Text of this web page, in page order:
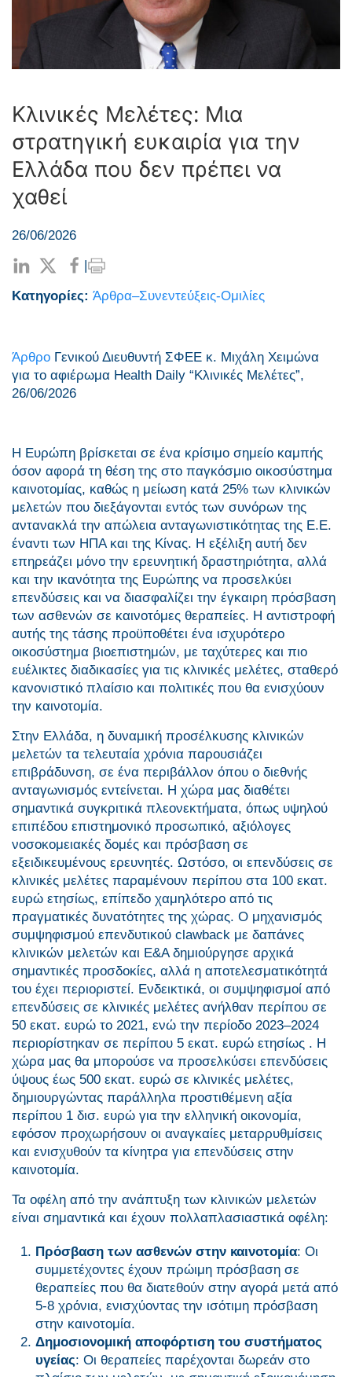
Κλινικές Μελέτες: Μια
στρατηγική ευκαιρία για την
Ελλάδα που δεν πρέπει να
χαθεί
26/06/2026
Κατηγορίες: Άρθρα–Συνεντεύξεις-Ομιλίες
Άρθρο Γενικού Διευθυντή ΣΦΕΕ κ. Μιχάλη Χειμώνα
για το αφιέρωμα Health Daily “Κλινικές Μελέτες”,
26/06/2026
Η Ευρώπη βρίσκεται σε ένα κρίσιμο σημείο καμπής
όσον αφορά τη θέση της στο παγκόσμιο οικοσύστημα
καινοτομίας, καθώς η μείωση κατά 25% των κλινικών
μελετών που διεξάγονται εντός των συνόρων της
αντανακλά την απώλεια ανταγωνιστικότητας της E.E.
έναντι των ΗΠΑ και της Κίνας. Η εξέλιξη αυτή δεν
επηρεάζει μόνο την ερευνητική δραστηριότητα, αλλά
και την ικανότητα της Ευρώπης να προσελκύει
επενδύσεις και να διασφαλίζει την έγκαιρη πρόσβαση
των ασθενών σε καινοτόμες θεραπείες. Η αντιστροφή
αυτής της τάσης προϋποθέτει ένα ισχυρότερο
οικοσύστημα βιοεπιστημών, με ταχύτερες και πιο
ευέλικτες διαδικασίες για τις κλινικές μελέτες, σταθερό
κανονιστικό πλαίσιο και πολιτικές που θα ενισχύουν
την καινοτομία.
Στην Ελλάδα, η δυναμική προσέλκυσης κλινικών
μελετών τα τελευταία χρόνια παρουσιάζει
επιβράδυνση, σε ένα περιβάλλον όπου ο διεθνής
ανταγωνισμός εντείνεται. Η χώρα μας διαθέτει
σημαντικά συγκριτικά πλεονεκτήματα, όπως υψηλού
επιπέδου επιστημονικό προσωπικό, αξιόλογες
νοσοκομειακές δομές και πρόσβαση σε
εξειδικευμένους ερευνητές. Ωστόσο, οι επενδύσεις σε
κλινικές μελέτες παραμένουν περίπου στα 100 εκατ.
ευρώ ετησίως, επίπεδο χαμηλότερο από τις
πραγματικές δυνατότητες της χώρας. O μηχανισμός
συμψηφισμού επενδυτικού clawback με δαπάνες
κλινικών μελετών και Ε&Α δημιούργησε αρχικά
σημαντικές προσδοκίες, αλλά η αποτελεσματικότητά
του έχει περιοριστεί. Ενδεικτικά, οι συμψηφισμοί από
επενδύσεις σε κλινικές μελέτες ανήλθαν περίπου σε
50 εκατ. ευρώ το 2021, ενώ την περίοδο 2023–2024
περιορίστηκαν σε περίπου 5 εκατ. ευρώ ετησίως . Η
χώρα μας θα μπορούσε να προσελκύσει επενδύσεις
ύψους έως 500 εκατ. ευρώ σε κλινικές μελέτες,
δημιουργώντας παράλληλα προστιθέμενη αξία
περίπου 1 δισ. ευρώ για την ελληνική οικονομία,
εφόσον προχωρήσουν οι αναγκαίες μεταρρυθμίσεις
και ενισχυθούν τα κίνητρα για επενδύσεις στην
καινοτομία.
Τα οφέλη από την ανάπτυξη των κλινικών μελετών
είναι σημαντικά και έχουν πολλαπλασιαστικά οφέλη:
Πρόσβαση των ασθενών στην καινοτομία: Οι
συμμετέχοντες έχουν πρώιμη πρόσβαση σε
θεραπείες που θα διατεθούν στην αγορά μετά από
5-8 χρόνια, ενισχύοντας την ισότιμη πρόσβαση
στην καινοτομία.
Δημοσιονομική αποφόρτιση του συστήματος
υγείας: Οι θεραπείες παρέχονται δωρεάν στο